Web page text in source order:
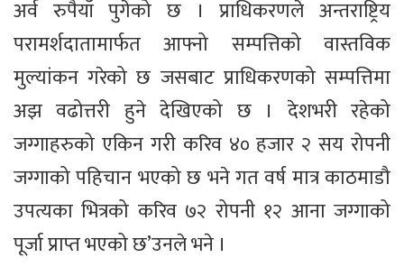
अर्व रुपैयाँ पुगेको छ । प्राधिकरणले अन्तराष्ट्रिय
परामर्शदातामार्फत आफ्नो सम्पत्तिको वास्तविक
मुल्यांकन गरेको छ जसबाट प्राधिकरणको सम्पत्तिमा
अझ वढोत्तरी हुने देखिएको छ । देशभरी रहेको
जग्गाहरुको एकिन गरी करिव ४० हजार २ सय रोपनी
जग्गाको पहिचान भएको छ भने गत वर्ष मात्र काठमाडौ
उपत्यका भित्रको करिव ७२ रोपनी १२ आना जग्गाको
पूर्जा प्राप्त भएको छ’उनले भने ।